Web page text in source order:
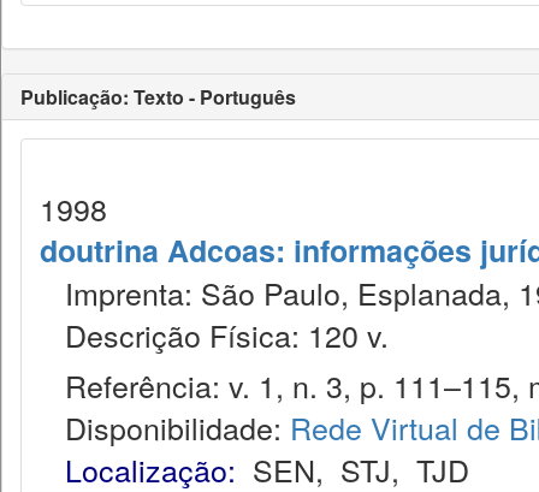
Publicação: Texto - Português
1998
doutrina Adcoas: informações
Imprenta: São Paulo, Esplanada,
Descrição Física: 120 v.
Referência: v. 1, n. 3, p. 111–115,
Disponibilidade: Rede Virtual de
Localização: SEN, STJ, TJD